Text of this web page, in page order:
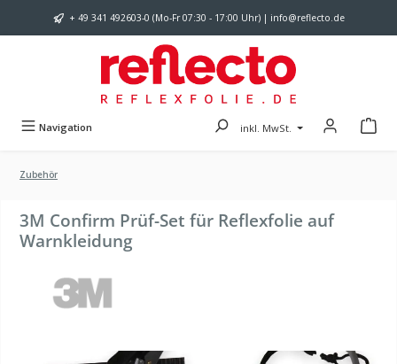
Zum Hauptinhalt springen
+ 49 341 492603-0 (Mo-Fr 07:30 - 17:00 Uhr) | info@reflecto.de
Navigation inkl. MwSt.
Zubehör
3M Confirm Prüf-Set für Reflexfolie auf
Warnkleidung
Bildergalerie überspringen